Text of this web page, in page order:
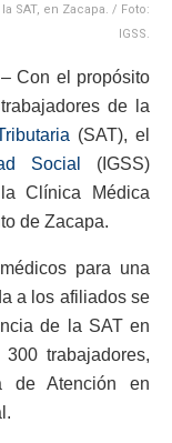
SAT, en Zacapa. / Foto:
IGSS.
Con el propósito
de la
(SAT), el
Social
(IGSS)
Clínica Médica
de Zacapa.
médicos para una
a los afiliados se
de la SAT en
trabajadores,
de Atención en